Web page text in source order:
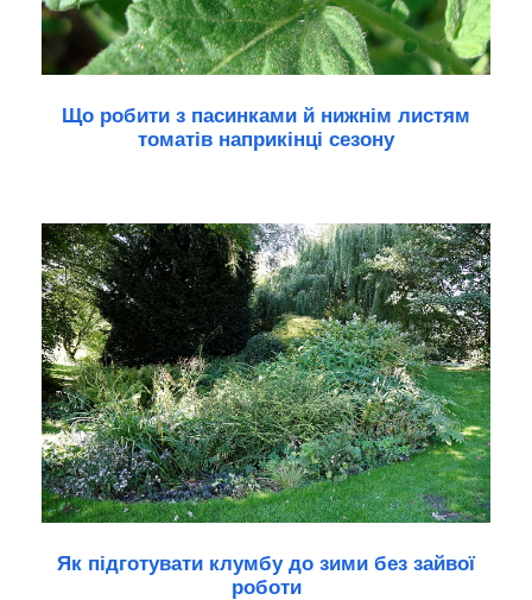
Що робити з пасинками й нижнім листям
томатів наприкінці сезону
Як підготувати клумбу до зими без зайвої
роботи